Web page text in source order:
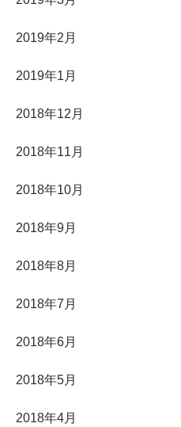
2019年2月
2019年1月
2018年12月
2018年11月
2018年10月
2018年9月
2018年8月
2018年7月
2018年6月
2018年5月
2018年4月